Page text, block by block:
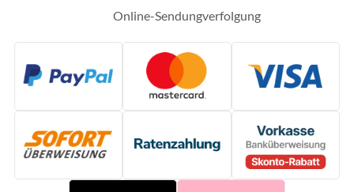
Online-Sendungverfolgung